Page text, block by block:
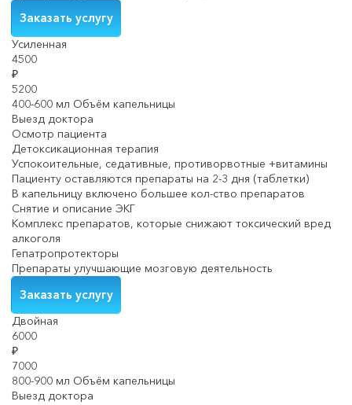
Заказать услугу
Усиленная
4500
₽
5200
400-600 мл Объём капельницы
Выезд доктора
Осмотр пациента
Детоксикационная терапия
Успокоительные, седативные, противорвотные +витамины
Пациенту оставляются препараты на 2-3 дня (таблетки)
В капельницу включено большее кол-ство препаратов
Снятие и описание ЭКГ
Комплекс препаратов, которые снижают токсический вред
алкоголя
Гепатропротекторы
Препараты улучшающие мозговую деятельность
Заказать услугу
Двойная
6000
₽
7000
800-900 мл Объём капельницы
Выезд доктора